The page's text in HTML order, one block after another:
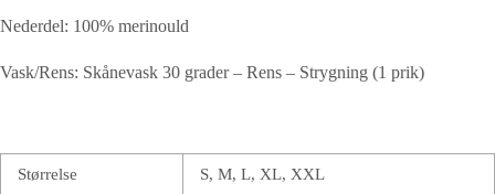
Nederdel: 100% merinould
Vask/Rens: Skånevask 30 grader – Rens – Strygning (1 prik)
Størrelse S, M, L, XL, XXL